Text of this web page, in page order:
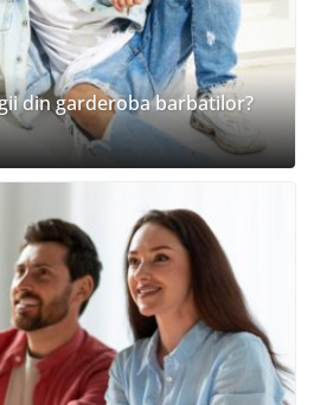
din garderoba barbatilor?